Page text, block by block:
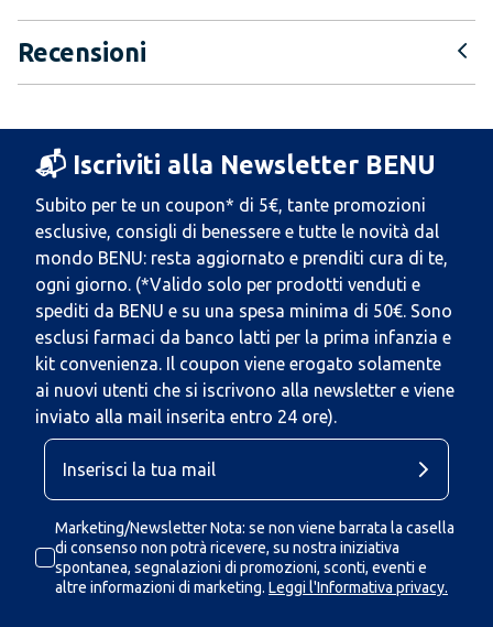
Recensioni
📬 Iscriviti alla Newsletter BENU
Subito per te un coupon* di 5€, tante promozioni
esclusive, consigli di benessere e tutte le novità dal
mondo BENU: resta aggiornato e prenditi cura di te,
ogni giorno. (*Valido solo per prodotti venduti e
spediti da BENU e su una spesa minima di 50€. Sono
esclusi farmaci da banco latti per la prima infanzia e
kit convenienza. Il coupon viene erogato solamente
ai nuovi utenti che si iscrivono alla newsletter e viene
inviato alla mail inserita entro 24 ore).
Marketing/Newsletter Nota: se non viene barrata la casella
di consenso non potrà ricevere, su nostra iniziativa
spontanea, segnalazioni di promozioni, sconti, eventi e
altre informazioni di marketing. Leggi l'Informativa privacy.